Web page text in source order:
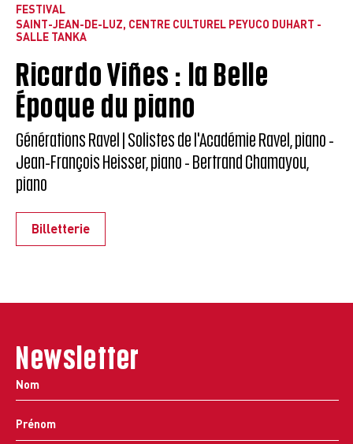
FESTIVAL
SAINT-JEAN-DE-LUZ, CENTRE CULTUREL PEYUCO DUHART -
SALLE TANKA
Ricardo Viñes : la Belle
Époque du piano
Générations Ravel | Solistes de l'Académie Ravel, piano -
Jean-François Heisser, piano - Bertrand Chamayou,
piano
Billetterie
Newsletter